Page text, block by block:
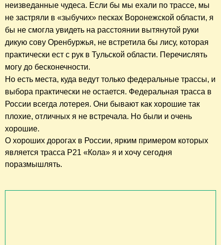
неизведанные чудеса. Если бы мы ехали по трассе, мы
не застряли в «зыбучих» песках Воронежской области, я
бы не смогла увидеть на расстоянии вытянутой руки
дикую сову Оренбуржья, не встретила бы лису, которая
практически ест с рук в Тульской области. Перечислять
могу до бесконечности.
Но есть места, куда ведут только федеральные трассы, и
выбора практически не остается. Федеральная трасса в
России всегда лотерея. Они бывают как хорошие так
плохие, отличных я не встречала. Но были и очень
хорошие.
О хороших дорогах в России, ярким примером которых
является трасса Р21 «Кола» я и хочу сегодня
поразмышлять.